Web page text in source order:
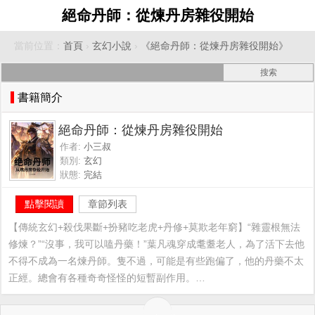
絕命丹師：從煉丹房雜役開始
當前位置： 首頁 › 玄幻小說 › 《絕命丹師：從煉丹房雜役開始》
書籍簡介
絕命丹師：從煉丹房雜役開始
作者: 小三叔
類別: 玄幻
狀態: 完結
點擊閱讀 章節列表
【傳統玄幻+殺伐果斷+扮豬吃老虎+丹修+莫欺老年窮】“雜靈根無法
修煉？”“沒事，我可以嗑丹藥！”葉凡魂穿成耄耋老人，為了活下去他
不得不成為一名煉丹師。隻不過，可能是有些跑偏了，他的丹藥不太
正經。總會有各種奇奇怪怪的短暫副作用。…